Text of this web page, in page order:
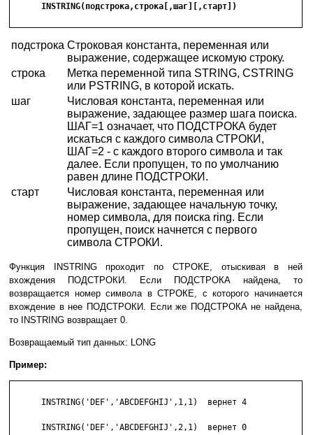
      INSTRING(подстрока,строка[,шаг][,старт])
подстрока Строковая константа, переменная или
выражение, содержащее искомую строку.
строка
Метка переменной типа STRING, CSTRING
или PSTRING, в которой искать.
шаг
Числовая константа, переменная или
выражение, задающее размер шага поиска.
ШАГ=1 означает, что ПОДСТРОКА будет
искаться с каждого символа СТРОКИ,
ШАГ=2 - с каждого второго символа и так
далее. Если пропущен, то по умолчанию
равен длине ПОДСТРОКИ.
старт
Числовая константа, переменная или
выражение, задающее начальную точку,
номер символа, для поиска ring. Если
пропущен, поиск начнется с первого
символа СТРОКИ.
Функция INSTRING проходит по СТРОКЕ, отыскивая в ней
вхождения ПОДСТРОКИ. Если ПОДСТРОКА найдена, то
возвращается номер символа в СТРОКЕ, с которого начинается
вхождение в нее ПОДСТРОКИ. Если же ПОДСТРОКА не найдена,
то INSTRING возвращает 0.
Возвращаемый тип данных: LONG
Пример:
      INSTRING('DEF','ABCDEFGHIJ',1,1)  вернет 4
      INSTRING('DEF','ABCDEFGHIJ',2,1)  вернет 0